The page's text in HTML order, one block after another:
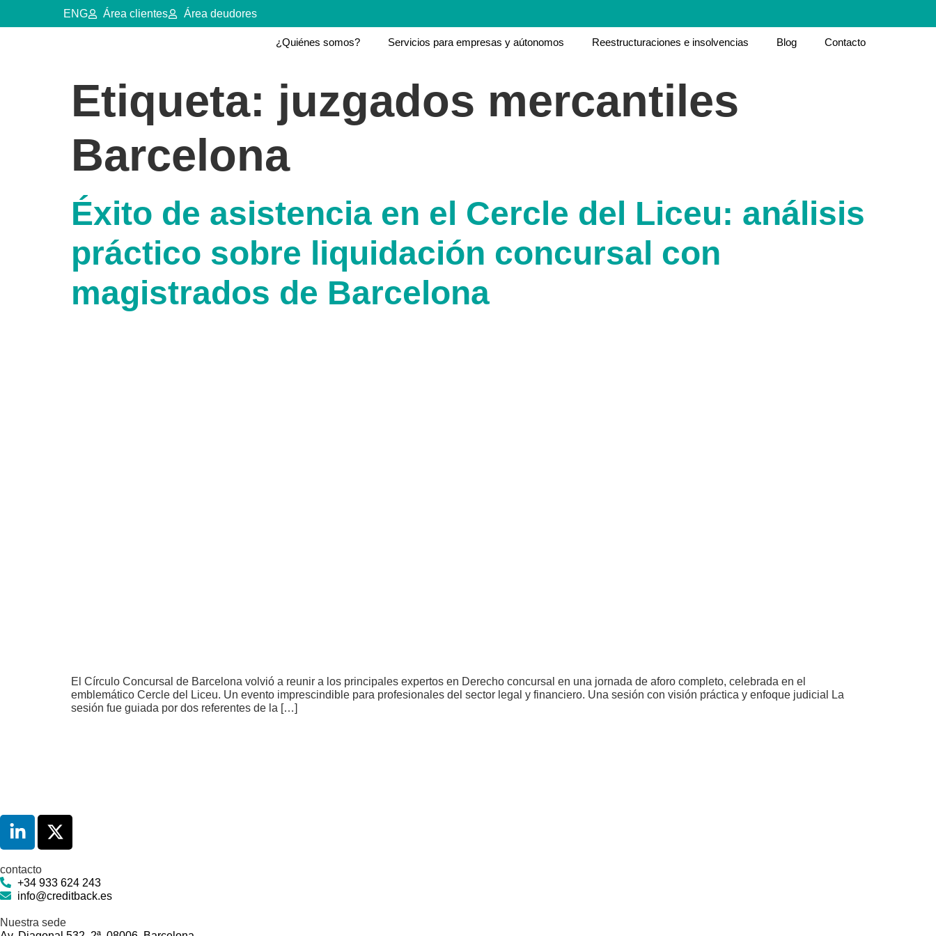
ENG Área clientes Área deudores
¿Quiénes somos? Servicios para empresas y aútonomos Reestructuraciones e insolvencias Blog Contacto
Etiqueta: juzgados mercantiles
Barcelona
Éxito de asistencia en el Cercle del Liceu: análisis
práctico sobre liquidación concursal con
magistrados de Barcelona
El Círculo Concursal de Barcelona volvió a reunir a los principales expertos en Derecho concursal en una jornada de aforo completo, celebrada en el
emblemático Cercle del Liceu. Un evento imprescindible para profesionales del sector legal y financiero. Una sesión con visión práctica y enfoque judicial La
sesión fue guiada por dos referentes de la […]
contacto
+34 933 624 243
info@creditback.es
Nuestra sede